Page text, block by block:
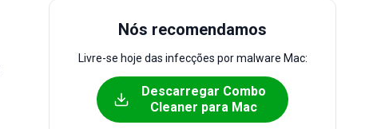
Nós recomendamos
Livre-se hoje das infecções por malware Mac:
Descarregar Combo
Cleaner para Mac